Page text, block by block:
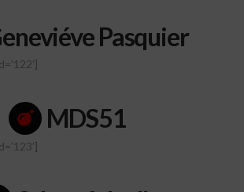
Pasquier
MDS51